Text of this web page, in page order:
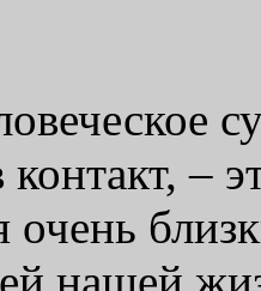
контакт, –
нашей